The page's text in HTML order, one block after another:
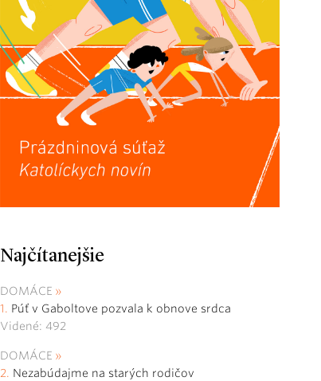
Najčítanejšie
DOMÁCE
Púť v Gaboltove pozvala k obnove srdca
Videné: 492
DOMÁCE
Nezabúdajme na starých rodičov